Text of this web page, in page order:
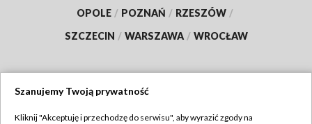
OPOLE / POZNAŃ / RZESZÓW /
SZCZECIN / WARSZAWA / WROCŁAW
Szanujemy Twoją prywatność
Kliknij "Akceptuję i przechodzę do serwisu", aby wyrazić zgody na